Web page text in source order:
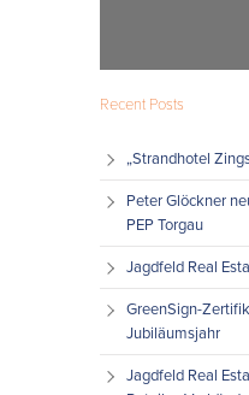
Recent Posts
„Strandhotel
Peter Glöckner
PEP Torgau
Jagdfeld Real
GreenSign-
Jubiläumsjahr
Jagdfeld Real